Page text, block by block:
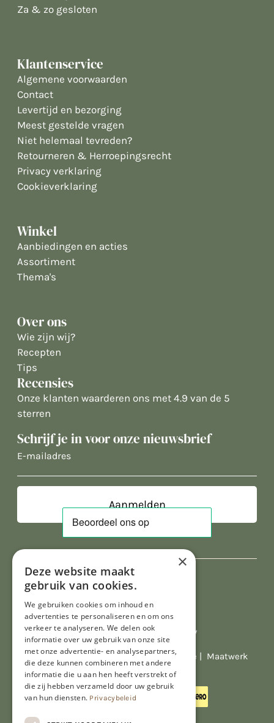
Za & zo gesloten
Klantenservice
Algemene voorwaarden
Contact
Levertijd en bezorging
Meest gestelde vragen
Niet helemaal tevreden?
Retourneren & Herroepingsrecht
Privacy verklaring
Cookieverklaring
Winkel
Aanbiedingen en acties
Assortiment
Thema's
Over ons
Wie zijn wij?
Recepten
Tips
Recensies
Onze klanten waarderen ons met 4.9 van de 5
sterren
Schrijf je in voor onze nieuwsbrief
E-
Al onze prijzen zijn incl. BTW
© Copyright 2026 Limburgs Bakwinkeltje | Maatwerk
website webmix
×
Deze website maakt
gebruik van cookies.
We gebruiken cookies om inhoud en
advertenties te personaliseren en om ons
verkeer te analyseren. We delen ook
informatie over uw gebruik van onze site
met onze advertentie- en analysepartners,
die deze kunnen combineren met andere
informatie die u aan hen heeft verstrekt of
die zij hebben verzameld door uw gebruik
van hun diensten. Privacybeleid